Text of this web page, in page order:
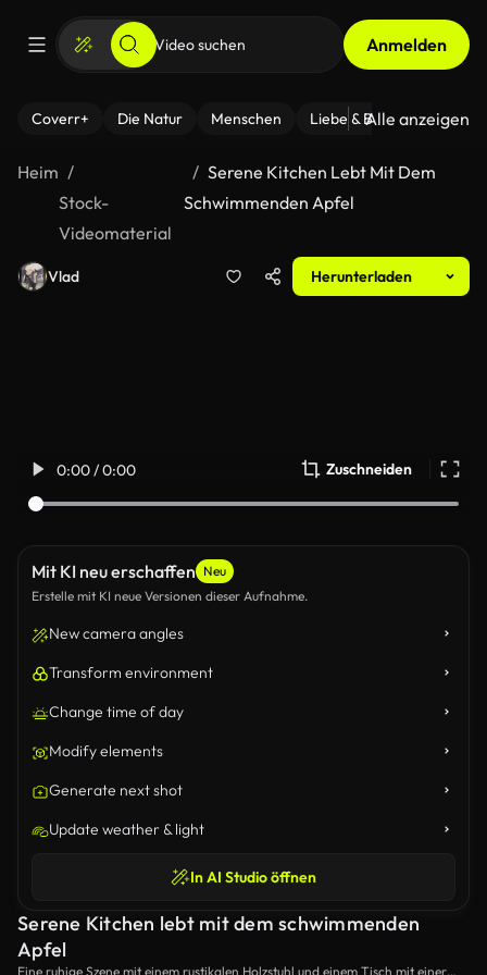
Anmelden
Coverr+ Die Natur Menschen Liebe & Beziehungen
Alle anzeigen
Heim
Stock-
Videomaterial
Serene Kitchen Lebt Mit Dem
Schwimmenden Apfel
Vlad Herunterladen
0:00 / 0:00 Zuschneiden
Mit KI neu erschaffen Neu
Erstelle mit KI neue Versionen dieser Aufnahme.
New camera angles
Transform environment
Change time of day
Modify elements
Generate next shot
Update weather & light
In AI Studio öffnen
Serene Kitchen lebt mit dem schwimmenden
Apfel
Eine ruhige Szene mit einem rustikalen Holzstuhl und einem Tisch mit einer